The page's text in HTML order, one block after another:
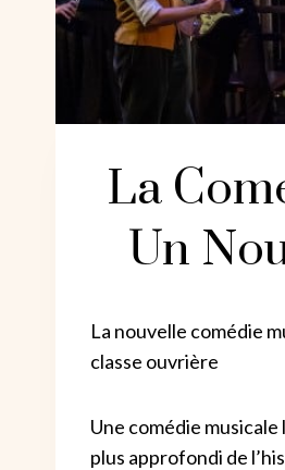
La
Un
La nouvelle comédie
classe ouvrière
Une comédie
plus approfondi de